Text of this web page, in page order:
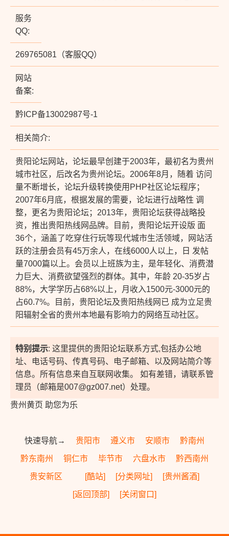
服务
QQ:
269765081（客服QQ）
网站
备案:
黔ICP备13002987号-1
相关简介:
贵阳论坛网站，论坛最早创建于2003年，最初名为贵州
城市社区，后改名为贵州论坛。2006年8月，随着 访问
量不断增长，论坛升级转换使用PHP社区论坛程序；
2007年6月底，根据发展的需要，论坛进行战略性 调
整，更名为贵阳论坛；2013年，贵阳论坛获得战略投
资，推出贵阳热线网品牌。目前，贵阳论坛开设版 面
36个，涵盖了吃穿住行玩等现代城市生活领域，网站活
跃的注册会员有45万余人，在线6000人以上，日 发帖
量7000篇以上。会员以上班族为主，是年轻化、消费潜
力巨大、消费欲望强烈的群体。其中，年龄 20-35岁占
88%，大学学历占68%以上，月收入1500元-3000元的
占60.7%。目前，贵阳论坛及贵阳热线网已 成为立足贵
阳辐射全省的贵州本地最有影响力的网络互动社区。
特别提示: 这里提供的贵阳论坛联系方式,包括办公地
址、电话号码、传真号码、电子邮箱、以及网站简介等
信息。所有信息来自互联网收集。 如有差错，请联系管
理员（邮箱是007@gz007.net）处理。
贵州黄页 助您为乐
快速导航→ 贵阳市 遵义市 安顺市 黔南州
黔东南州 铜仁市 毕节市 六盘水市 黔西南州
贵安新区 [酷站] [分类网址] [贵州酱酒]
[返回顶部] [关闭窗口]